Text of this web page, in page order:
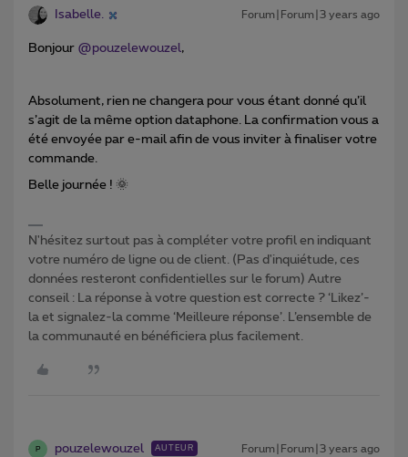
Isabelle. Forum|Forum|3 years ago
Bonjour @pouzelewouzel,
Absolument, rien ne changera pour vous étant donné qu’il
s’agit de la même option dataphone. La confirmation vous a
été envoyée par e-mail afin de vous inviter à finaliser votre
commande.
Belle journée ! 🌞
N'hésitez surtout pas à compléter votre profil en indiquant
votre numéro de ligne ou de client. (Pas d'inquiétude, ces
données resteront confidentielles sur le forum) Autre
conseil : La réponse à votre question est correcte ? ‘Likez’-
la et signalez-la comme ‘Meilleure réponse’. L’ensemble de
la communauté en bénéficiera plus facilement.
P pouzelewouzel AUTEUR Forum|Forum|3 years ago